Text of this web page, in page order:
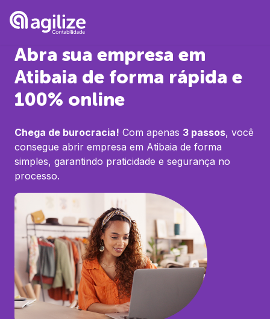
Abra sua empresa em
Atibaia de forma rápida e
100% online
Chega de burocracia! Com apenas 3 passos, você
consegue abrir empresa em Atibaia de forma
simples, garantindo praticidade e segurança no
processo.